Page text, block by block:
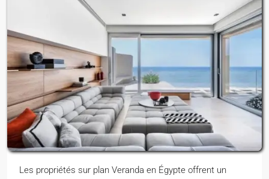
Les propriétés sur plan Veranda en Égypte offrent un